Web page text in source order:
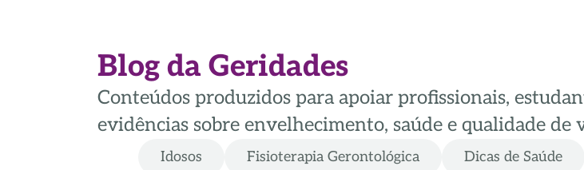
Blog da Geridades
Conteúdos produzidos para apoiar profissionais,
evidências sobre envelhecimento, saúde e qualidade de
Idosos Fisioterapia Gerontológica Dicas de Saúde